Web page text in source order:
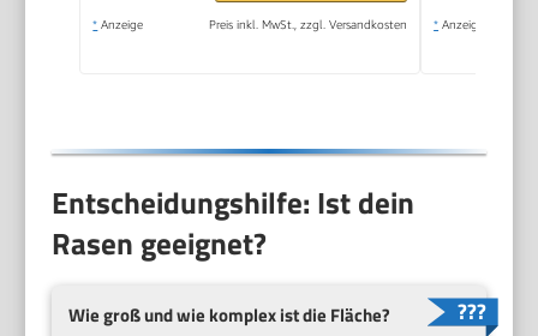
* Anzeige Preis inkl. MwSt., zzgl. Versandkosten * Anzeige
Entscheidungshilfe: Ist dein
Rasen geeignet?
Wie groß und wie komplex ist die Fläche?